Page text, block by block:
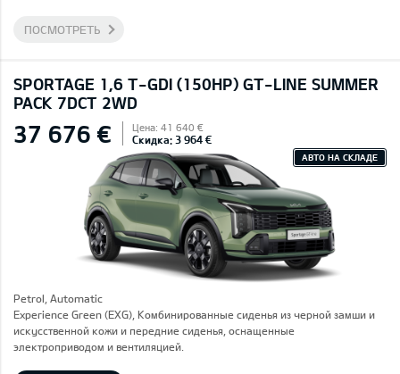
ПОСМОТРЕТЬ
SPORTAGE 1,6 T-GDI (150HP) GT-LINE SUMMER
PACK 7DCT 2WD
37 676 € Цена: 41 640 €
Скидка: 3 964 €
АВТО НА СКЛАДЕ
Petrol, Automatic
Experience Green (EXG), Комбинированные сиденья из черной замши и
искусственной кожи и передние сиденья, оснащенные
электроприводом и вентиляцией.